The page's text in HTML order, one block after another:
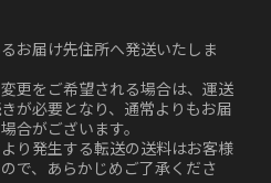
お届け先住所へ発送いたしま
更をご希望される場合は、運送
が必要となり、通常よりもお届
合がございます。
り発生する転送の送料はお客様
で、あらかじめご了承くださ